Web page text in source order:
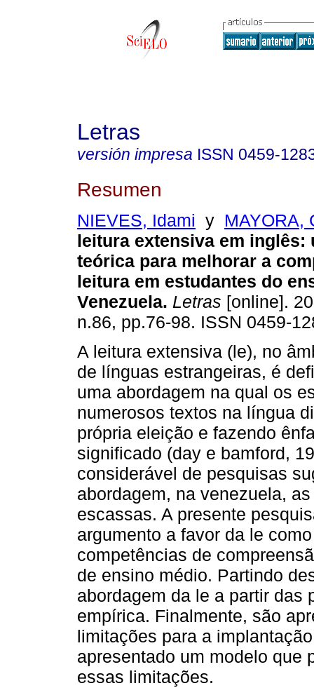
Letras
versión impresa ISSN 0459-
Resumen
NIEVES, Idami y MAYORA,
leitura extensiva em inglês:
teórica para melhorar a
leitura em estudantes do
Venezuela. Letras [online].
n.86, pp.76-98. ISSN 0459-
A leitura extensiva (le), no
de línguas estrangeiras, é
uma abordagem na qual os
numerosos textos na língua
própria eleição e fazendo
significado (day e bamford,
considerável de pesquisas
abordagem, na venezuela,
escassas. A presente
argumento a favor da le
competências de
de ensino médio. Partindo
abordagem da le a partir das
empírica. Finalmente, são
limitações para a
apresentado um modelo que
essas limitações.